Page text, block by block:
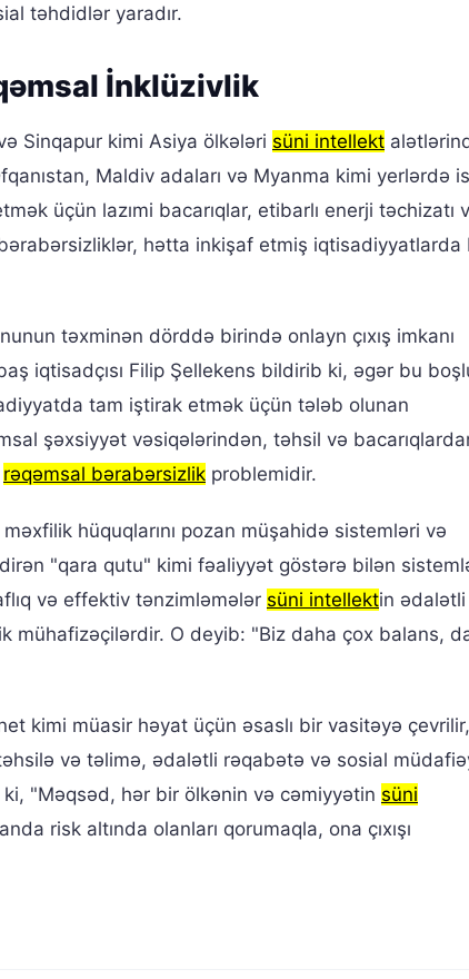
təhdidlər yaradır.
İnklüzivlik
Sinqapur kimi Asiya ölkələri süni intellekt
Maldiv adaları və Myanma kimi yerlərdə
üçün lazımi bacarıqlar, etibarlı enerji təchizatı
hətta inkişaf etmiş iqtisadiyyatlarda
təxminən dörddə birində onlayn çıxış imkanı
iqtisadçısı Filip Şellekens bildirib ki, əgər bu
tam iştirak etmək üçün tələb olunan
şəxsiyyət vəsiqələrindən, təhsil və
rəqəmsal bərabərsizlik problemidir.
hüquqlarını pozan müşahidə sistemləri və
"qara qutu" kimi fəaliyyət göstərə bilən
və effektiv tənzimləmələr süni intellektin ədalətli
mühafizəçilərdir. O deyib: "Biz daha çox balans,
kimi müasir həyat üçün əsaslı bir vasitəyə çevrilir,
və təlimə, ədalətli rəqabətə və sosial
"Məqsəd, hər bir ölkənin və cəmiyyətin süni
risk altında olanları qorumaqla, ona çıxışı